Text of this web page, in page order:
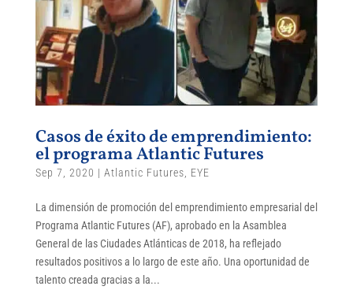
Casos de éxito de emprendimiento:
el programa Atlantic Futures
Sep 7, 2020 | Atlantic Futures EYE
La dimensión de promoción del emprendimiento empresarial del
Programa Atlantic Futures (AF), aprobado en la Asamblea
General de las Ciudades Atlánticas de 2018, ha reflejado
resultados positivos a lo largo de este año. Una oportunidad de
talento creada gracias a la...